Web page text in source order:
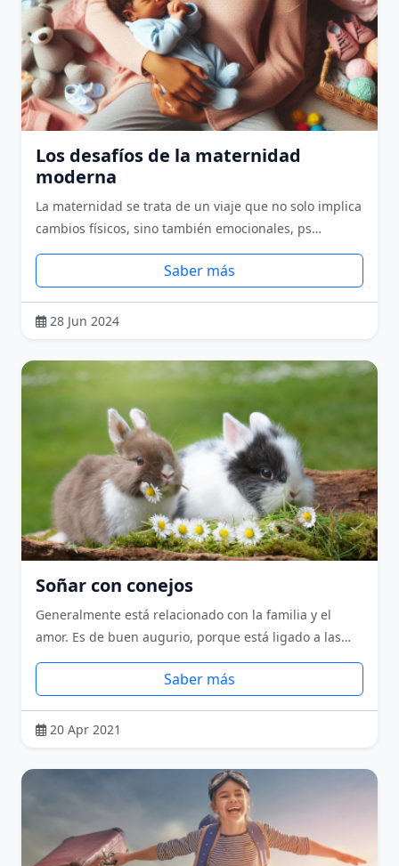
Los desafíos de la maternidad
moderna
La maternidad se trata de un viaje que no solo implica
cambios físicos, sino también emocionales, ps…
Saber más
28 Jun 2024
Soñar con conejos
Generalmente está relacionado con la familia y el
amor. Es de buen augurio, porque está ligado a las…
Saber más
20 Apr 2021